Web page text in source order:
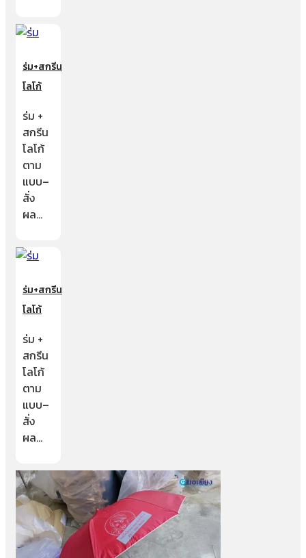
ร่ม+สกรีน
โลโก้
ร่ม +
สกรีน
โลโก้
ตาม
แบบ–
สั่ง
ผล…
ร่ม+สกรีน
โลโก้
ร่ม +
สกรีน
โลโก้
ตาม
แบบ–
สั่ง
ผล…